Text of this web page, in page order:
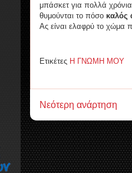
μπάσκετ για πολλά
θυμούνται το πόσο καλός
Ας είναι ελαφρύ το χώμα
Ετικέτες Η ΓΝΩΜΗ ΜΟΥ
Νεότερη ανάρτηση